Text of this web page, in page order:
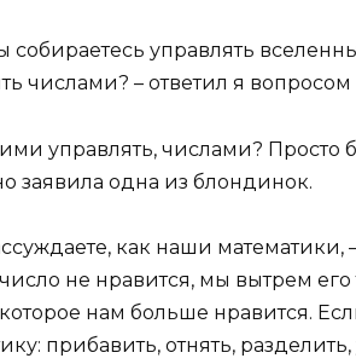
собираетесь управлять
числами? – ответил я вопросом
управлять, числами? Просто
заявила одна из блондинок.
как наши
не нравится, мы вытрем
нам больше нравится.
прибавить, отнять,